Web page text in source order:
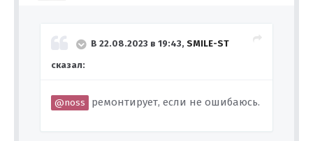
В 22.08.2023 в 19:43, SMILE-ST
сказал:
@noss ремонтирует, если не ошибаюсь.